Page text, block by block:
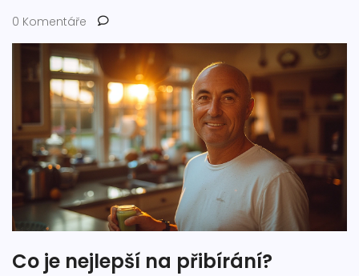
0 Komentáře
Co je nejlepší na přibírání?